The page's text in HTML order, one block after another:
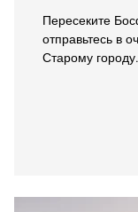
Пересеките
отправьтесь в
Старому городу.